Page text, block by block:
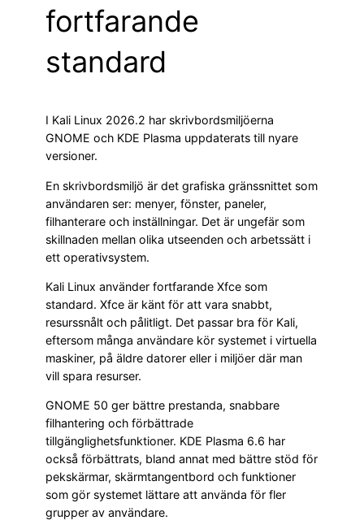
fortfarande
standard
I Kali Linux 2026.2 har skrivbordsmiljöerna
GNOME och KDE Plasma uppdaterats till nyare
versioner.
En skrivbordsmiljö är det grafiska gränssnittet som
användaren ser: menyer, fönster, paneler,
filhanterare och inställningar. Det är ungefär som
skillnaden mellan olika utseenden och arbetssätt i
ett operativsystem.
Kali Linux använder fortfarande Xfce som
standard. Xfce är känt för att vara snabbt,
resurssnålt och pålitligt. Det passar bra för Kali,
eftersom många användare kör systemet i virtuella
maskiner, på äldre datorer eller i miljöer där man
vill spara resurser.
GNOME 50 ger bättre prestanda, snabbare
filhantering och förbättrade
tillgänglighetsfunktioner. KDE Plasma 6.6 har
också förbättrats, bland annat med bättre stöd för
pekskärmar, skärmtangentbord och funktioner
som gör systemet lättare att använda för fler
grupper av användare.